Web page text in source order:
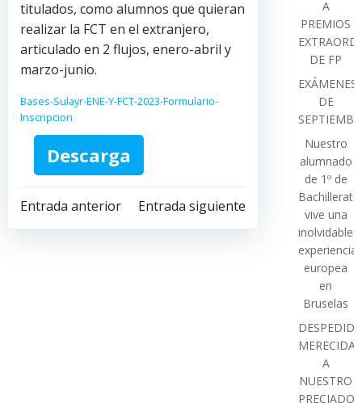
titulados, como alumnos que quieran
realizar la FCT en el extranjero,
articulado en 2 flujos, enero-abril y
marzo-junio.
Bases-Sulayr-ENE-Y-FCT-2023-Formulario-
Inscripcion
Descarga
Navegación
Entrada anterior
Navegación
Entrada siguiente
A
PREMIOS
DE FP
EXÁMENES
DE
Nuestro
alumnado
de 1º de
Bachillerato
vive una
inolvidable
experiencia
europea
en
Bruselas
DESPEDIDA
MERECIDA
A
NUESTRO
PRECIADO